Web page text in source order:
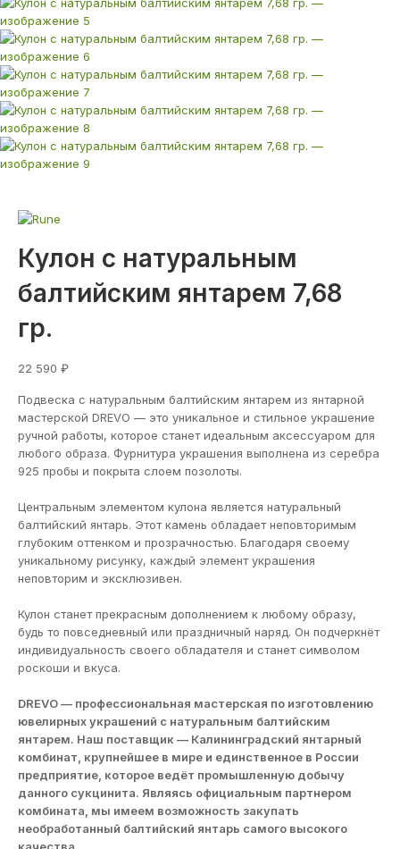
Кулон с натуральным
балтийским янтарем 7,68
гр.
22 590 ₽
Подвеска с натуральным балтийским янтарем из янтарной
мастерской DREVO — это уникальное и стильное украшение
ручной работы, которое станет идеальным аксессуаром для
любого образа. Фурнитура украшения выполнена из серебра
925 пробы и покрыта слоем позолоты.
Центральным элементом кулона является натуральный
балтийский янтарь. Этот камень обладает неповторимым
глубоким оттенком и прозрачностью. Благодаря своему
уникальному рисунку, каждый элемент украшения
неповторим и эксклюзивен.
Кулон станет прекрасным дополнением к любому образу,
будь то повседневный или праздничный наряд. Он подчеркнёт
индивидуальность своего обладателя и станет символом
роскоши и вкуса.
DREVO — профессиональная мастерская по изготовлению
ювелирных украшений с натуральным балтийским
янтарем. Наш поставщик — Калининградский янтарный
комбинат, крупнейшее в мире и единственное в России
предприятие, которое ведёт промышленную добычу
данного сукцинита. Являясь официальным партнером
комбината, мы имеем возможность закупать
необработанный балтийский янтарь самого высокого
качества.